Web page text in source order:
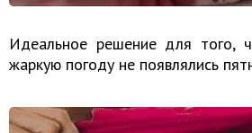
Идеальное решение для того,
жаркую погоду не появлялись